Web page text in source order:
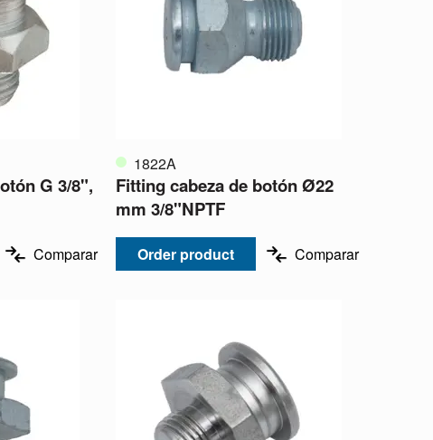
G 3/8",
Comparar
1822A
Fitting cabeza de botón Ø22
mm 3/8"NPTF
Order product Comparar